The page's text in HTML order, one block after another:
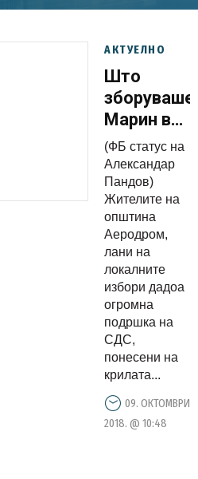
АКТУЕЛНО
Што
зборуваше
Марин во
а што
прави
сега: Вака
со
лажење
на
народот
ли ќе
одиме во
ЕУ?
(ВИДЕО)
(ФБ статус на
Александар
Пандов)
Жителите на
општина
Аеродром,
лани на
локалните
избори дадоа
огромна
подршка на
СДС,
понесени на
крилата...
09. ОКТОМВРИ
2018. @ 10:48